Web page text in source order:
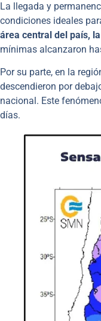
La llegada y
condiciones ideales
área central del país,
mínimas alcanzaron
Por su parte, en la
descendieron por
nacional. Este
días.